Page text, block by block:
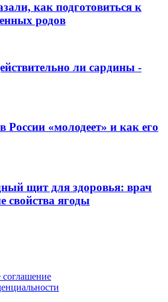
как подготовиться к
родов
ли сардины -
«молодеет» и как его
щит для здоровья: врач
свойства ягоды
соглашение